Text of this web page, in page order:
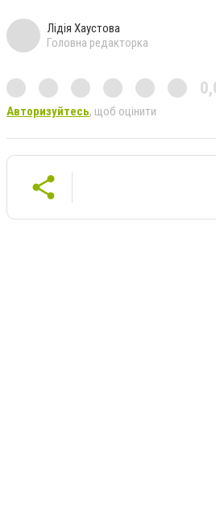
Лідія Хаустова
Головна редакторка
Авторизуйтесь, щоб оцінити